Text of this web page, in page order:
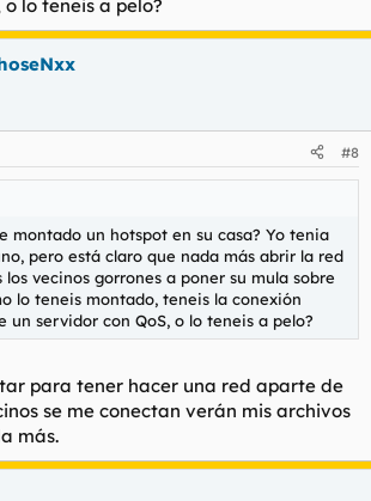
lo teneis a pelo?
#8
montado un hotspot en su casa? Yo tenia
pero está claro que nada más abrir la red
vecinos gorrones a poner su mula sobre
lo teneis montado, teneis la conexión
un servidor con QoS, o lo teneis a pelo?
para tener hacer una red aparte de
se me conectan verán mis archivos
más.